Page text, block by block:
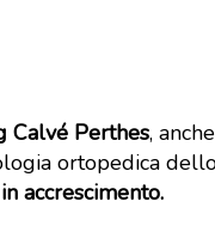
Calvé Perthes,
ortopedica
accrescimento.